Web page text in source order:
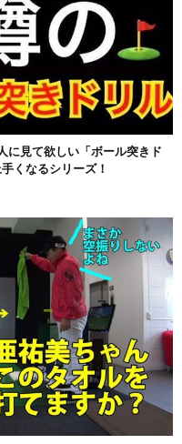
に見て欲しい「ボール突きド
くなるシリーズ！